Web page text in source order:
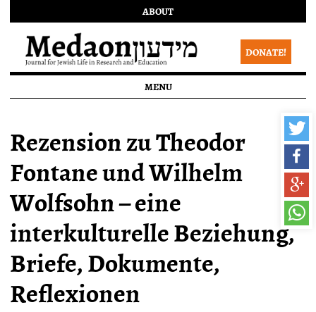
ABOUT
DONATE!
MENU
Rezension zu Theodor
Fontane und Wilhelm
Wolfsohn – eine
interkulturelle Beziehung,
Briefe, Dokumente,
Reflexionen